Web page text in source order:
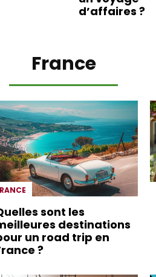
d’affaires ?
France
sont les
destinations
un road trip en
?